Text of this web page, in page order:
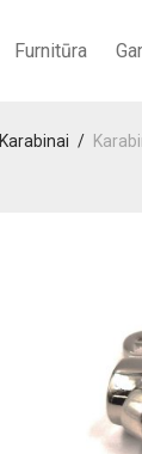
Furnitūra
Karabinai /